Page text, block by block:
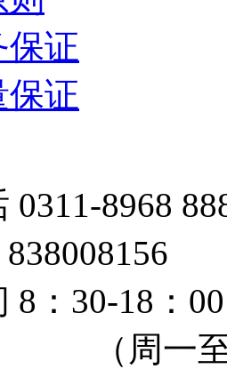
保证
保证
0311-8968
8：30-18：00
一至周